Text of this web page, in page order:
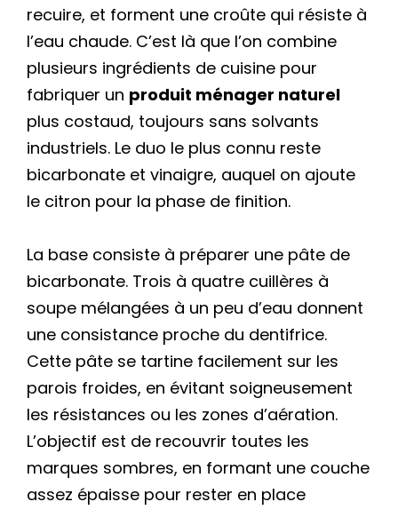
recuire, et forment une croûte qui résiste à
l’eau chaude. C’est là que l’on combine
plusieurs ingrédients de cuisine pour
fabriquer un produit ménager naturel
plus costaud, toujours sans solvants
industriels. Le duo le plus connu reste
bicarbonate et vinaigre, auquel on ajoute
le citron pour la phase de finition.
La base consiste à préparer une pâte de
bicarbonate. Trois à quatre cuillères à
soupe mélangées à un peu d’eau donnent
une consistance proche du dentifrice.
Cette pâte se tartine facilement sur les
parois froides, en évitant soigneusement
les résistances ou les zones d’aération.
L’objectif est de recouvrir toutes les
marques sombres, en formant une couche
assez épaisse pour rester en place